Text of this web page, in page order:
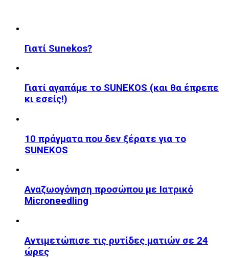
Γιατί Sunekos?
Γιατί αγαπάμε το SUNEKOS (και θα έπρεπε
κι εσείς!)
10 πράγματα που δεν ξέρατε για το
SUNEKOS
Αναζωογόνηση προσώπου με Ιατρικό
Microneedling
Αντιμετώπισε τις ρυτίδες ματιών σε 24
ώρες